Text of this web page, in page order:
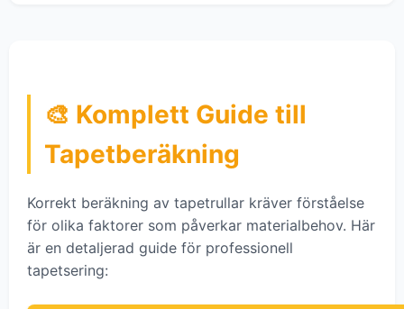
🎨 Komplett Guide till
Tapetberäkning
Korrekt beräkning av tapetrullar kräver förståelse
för olika faktorer som påverkar materialbehov. Här
är en detaljerad guide för professionell
tapetsering: